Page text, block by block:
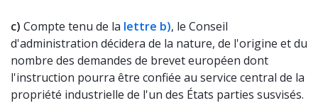
c) Compte tenu de la lettre b), le Conseil
d'administration décidera de la nature, de l'origine et du
nombre des demandes de brevet européen dont
l'instruction pourra être confiée au service central de la
propriété industrielle de l'un des États parties susvisés.